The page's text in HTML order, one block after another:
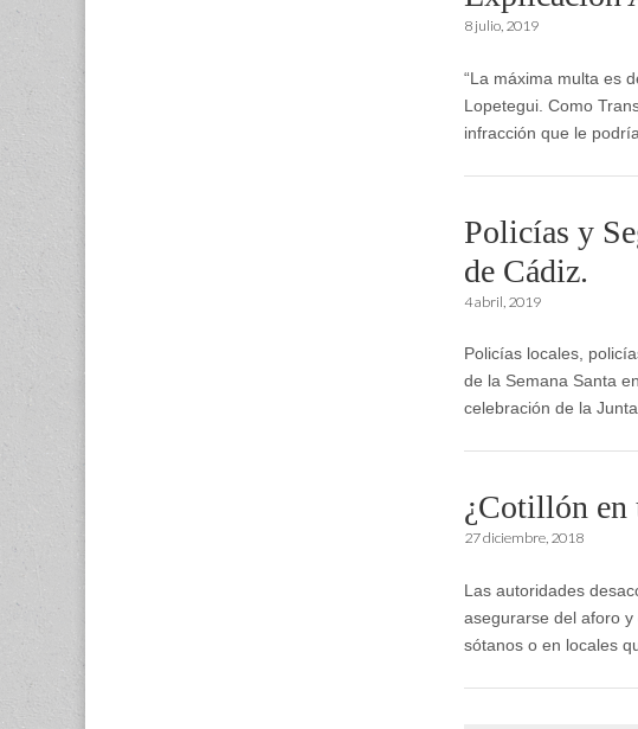
8 julio, 2019
“La máxima multa es
Lopetegui. Como
infracción que le
Policías y
de Cádiz.
4 abril, 2019
Policías locales,
de la Semana Santa
celebración de la
¿Cotillón en
27 diciembre, 2018
Las autoridades
asegurarse del aforo
sótanos o en locales